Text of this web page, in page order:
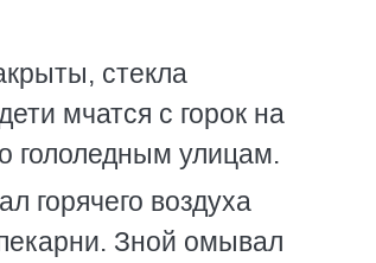
стекла
мчатся с горок на
гололедным улицам.
горячего воздуха
Зной омывал